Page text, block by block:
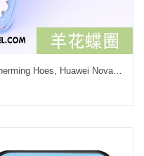
Huawei Nova 3 Hoesje Anti-fall Bescherming Hoes, Huawei Nova 3 Hoesje All Inclusive Blauw